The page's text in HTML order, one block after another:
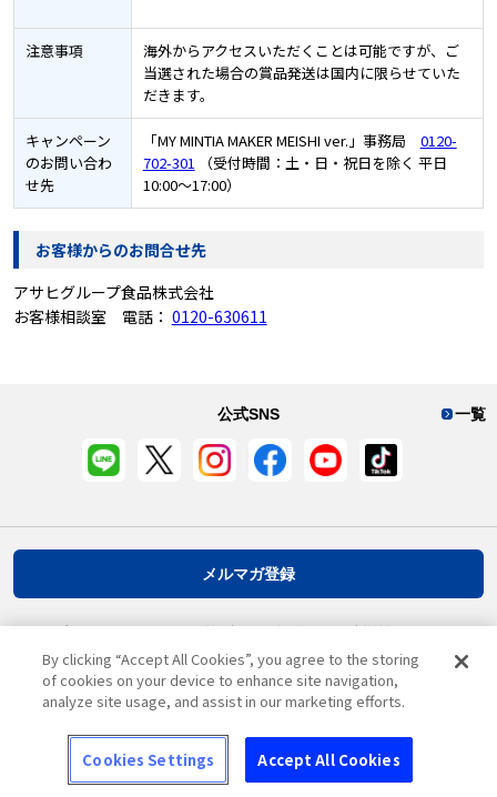
注意事項
海外からアクセスいただくことは可能ですが、ご
当選された場合の賞品発送は国内に限らせていた
だきます。
キャンペーン
のお問い合わ
せ先
「MY MINTIA MAKER MEISHI ver.」事務局 0120-
702-301 （受付時間：土・日・祝日を除く 平日
10:00～17:00）
お客様からのお問合せ先
アサヒグループ食品株式会社
お客様相談室 電話： 0120-630611
一覧
公式SNS
メルマガ登録
By clicking “Accept All Cookies”, you agree to the storing
of cookies on your device to enhance site navigation,
analyze site usage, and assist in our marketing efforts.
Cookies Settings Accept All Cookies